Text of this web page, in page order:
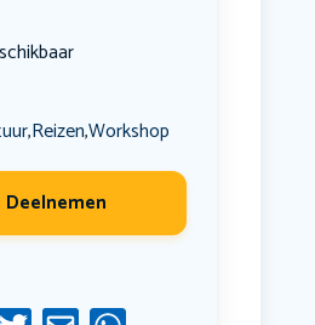
,Reizen,Workshop
Deelnemen